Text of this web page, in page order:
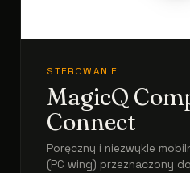
STEROWANIE
MagicQ
Connect
Poręczny i niezwykle
(PC wing) przeznaczony